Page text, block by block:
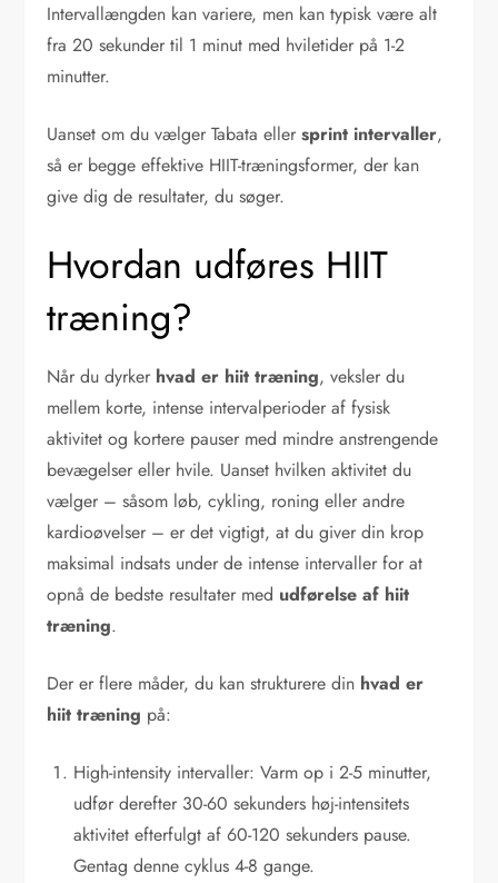
Intervallængden kan variere, men kan typisk være alt
fra 20 sekunder til 1 minut med hviletider på 1-2
minutter.
Uanset om du vælger Tabata ellersprint intervaller,
så er begge effektive HIIT-træningsformer, der kan
give dig de resultater, du søger.
Hvordan udføres HIIT
træning?
Når du dyrker hvad er hiit træning, veksler du
mellem korte, intense intervalperioder af fysisk
aktivitet og kortere pauser med mindre anstrengende
bevægelser eller hvile. Uanset hvilken aktivitet du
vælger – såsom løb, cykling, roning eller andre
kardioøvelser – er det vigtigt, at du giver din krop
maksimal indsats under de intense intervaller for at
opnå de bedste resultater med udførelse af hiit
træning.
Der er flere måder, du kan strukturere din hvad er
hiit træning på:
High-intensity intervaller: Varm op i 2-5 minutter,
udfør derefter 30-60 sekunders høj-intensitets
aktivitet efterfulgt af 60-120 sekunders pause.
Gentag denne cyklus 4-8 gange.